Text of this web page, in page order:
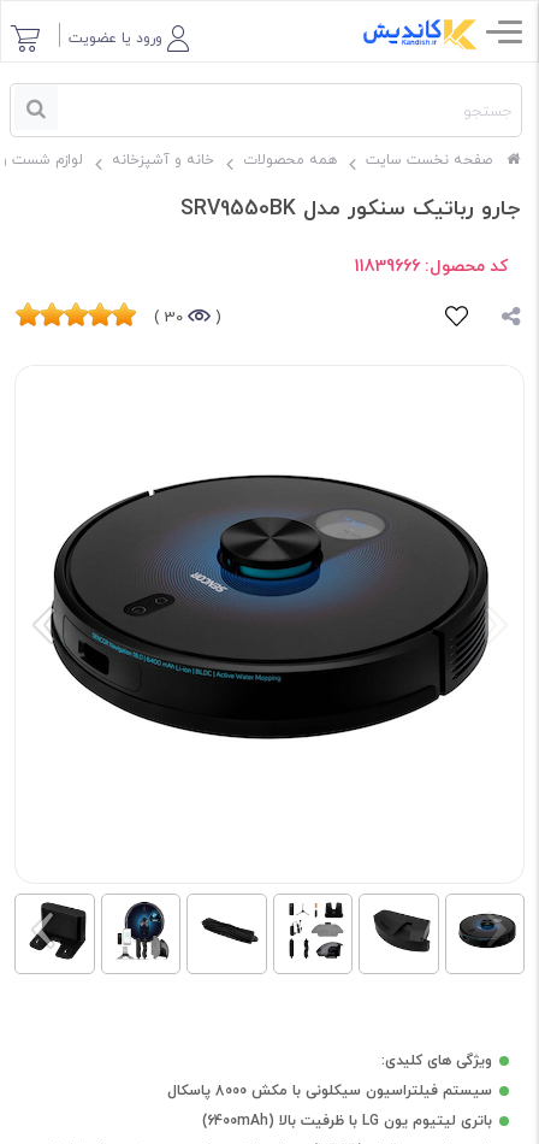
ورود یا عضویت
صفحه نخست سایت همه محصولات خانه و آشپزخانه لوازم شست
جارو رباتیک سنکور مدل SRV9550BK
کد محصول: 11839666
(
30 )
ویژگی های کلیدی:
سیستم فیلتراسیون سیکلونی با مکش 8000 پاسکال
باتری لیتیوم یون LG با ظرفیت بالا (6400mAh)